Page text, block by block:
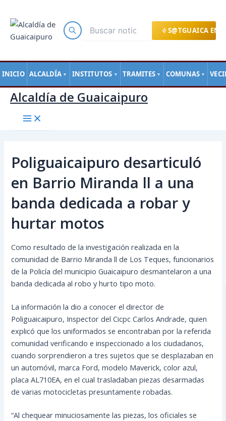
S@TGUAICA EN
INICIO ALCALDÍA ▼ INSTITUTOS ▼ TRAMITES ▼ COMUNAS ▼
contenido
Alcaldía de Guaicaipuro
Poliguaicaipuro desarticuló
en Barrio Miranda ll a una
banda dedicada a robar y
hurtar motos
Como resultado de la investigación realizada en la
comunidad de Barrio Miranda ll de Los Teques, funcionarios
de la Policía del municipio Guaicaipuro desmantelaron a una
banda dedicada al robo y hurto tipo moto.
La información la dio a conocer el director de
Poliguaicaipuro, Inspector del Cicpc Carlos Andrade, quien
explicó que los uniformados se encontraban por la referida
comunidadverificando e inspeccionado a los ciudadanos,
cuando sorprendieron a tres sujetos que se desplazaban en
un automóvil, marca Ford, modelo Maverick, color azul,
placa AL710EA, en el cual trasladaban piezas desarmadas
de varias motocicletas presuntamente robadas.
“Al chequear minuciosamente las piezas, los oficiales se
de
entradas